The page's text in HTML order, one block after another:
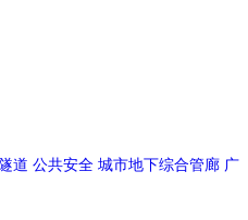
道 公共安全 城市地下综合管廊 广